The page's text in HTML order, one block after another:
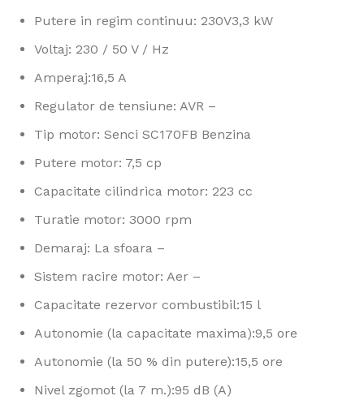
Putere in regim continuu: 230V3,3 kW
Voltaj: 230 / 50 V / Hz
Amperaj:16,5 A
Regulator de tensiune: AVR –
Tip motor: Senci SC170FB Benzina
Putere motor: 7,5 cp
Capacitate cilindrica motor: 223 cc
Turatie motor: 3000 rpm
Demaraj: La sfoara –
Sistem racire motor: Aer –
Capacitate rezervor combustibil:15 l
Autonomie (la capacitate maxima):9,5 ore
Autonomie (la 50 % din putere):15,5 ore
Nivel zgomot (la 7 m.):95 dB (A)